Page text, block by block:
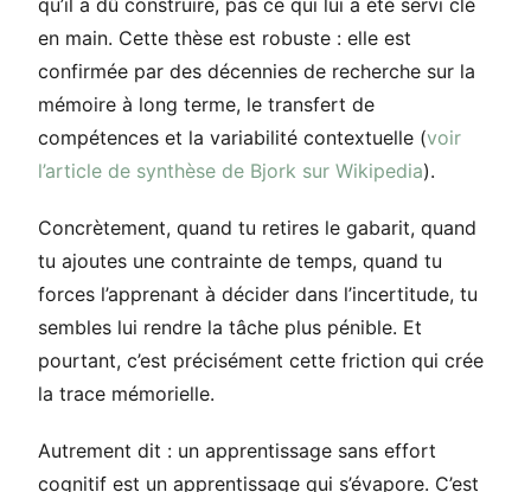
qu’il a dû construire, pas ce qui lui a été servi clé
en main. Cette thèse est robuste : elle est
confirmée par des décennies de recherche sur la
mémoire à long terme, le transfert de
compétences et la variabilité contextuelle (voir
l’article de synthèse de Bjork sur Wikipedia).
Concrètement, quand tu retires le gabarit, quand
tu ajoutes une contrainte de temps, quand tu
forces l’apprenant à décider dans l’incertitude, tu
sembles lui rendre la tâche plus pénible. Et
pourtant, c’est précisément cette friction qui crée
la trace mémorielle.
Autrement dit : un apprentissage sans effort
cognitif est un apprentissage qui s’évapore. C’est